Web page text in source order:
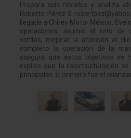
Prepara seis híbridos y analiza
Roberto Pérez S
llegada a Chirey Motor México,
operaciones, asumió el reto de
ventas, mejorar la atención al
completo la operación de la
asegura que estos objetivos se
explica que la reestructuración
principales. El primero fue el